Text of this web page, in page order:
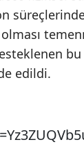
edildi.